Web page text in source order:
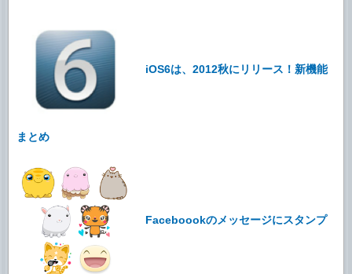
iOS6は、2012秋にリリース！新機能
まとめ
Faceboookのメッセージにスタンプ